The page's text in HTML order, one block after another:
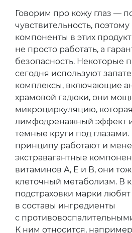
Говорим про кожу глаз —
чувствительность,
компоненты в этих
не просто работать, а
безопасность. Некоторые
сегодня используют
комплексы, включающие
храмовой гадюки, они
микроциркуляцию,
лимфодренажный эффект и
темные круги под
принципу работают и
экстравагантные
витаминов А, Е и В, они
клеточный метаболизм. В
подстраховки марки любят
в составы ингредиенты
с
К ним относится,